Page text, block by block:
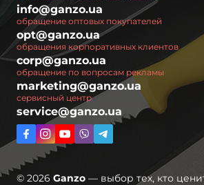
info@ganzo.ua
обращение оптовых покупателей
opt@ganzo.ua
обращения корпоративных клиентов
corp@ganzo.ua
обращение по вопросам рекламы
marketing@ganzo.ua
сервисный центр
service@ganzo.ua
© 2026 Ganzo — выбор тех, кто